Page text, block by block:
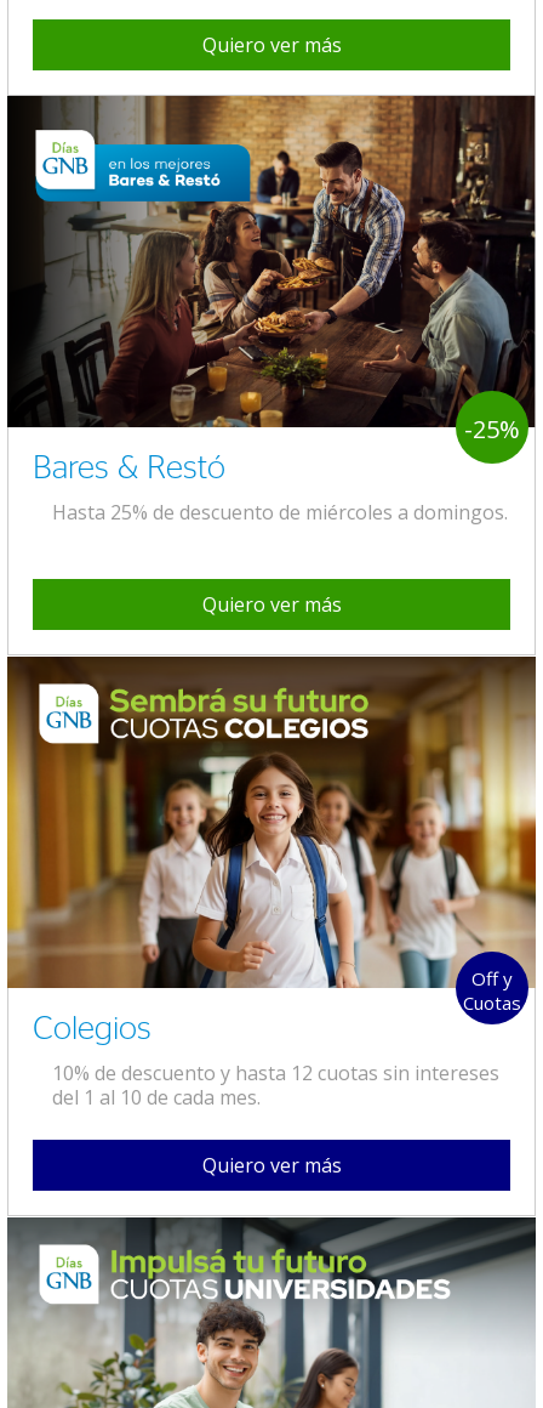
Quiero ver más
-25%
Bares & Restó
Hasta 25% de descuento de miércoles a domingos.
Quiero ver más
Off y
Cuotas
Colegios
10% de descuento y hasta 12 cuotas sin intereses
del 1 al 10 de cada mes.
Quiero ver más